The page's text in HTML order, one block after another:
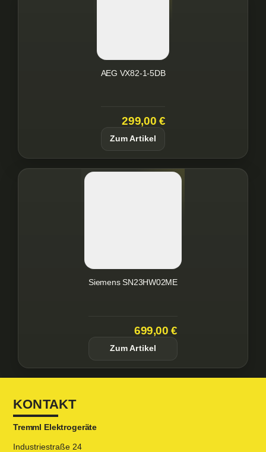
AEG VX82-1-5DB
299,00 €
Zum Artikel
Siemens SN23HW02ME
699,00 €
Zum Artikel
KONTAKT
Tremml Elektrogeräte
Industriestraße 24